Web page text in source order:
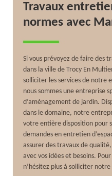
Travaux
normes avec
Si vous prévoyez de faire des
dans la ville de Trocy En
solliciter les services de notre
nous sommes une entreprise
d’aménagement de jardin.
dans le domaine, notre
votre entière disposition pour
demandes en entretien
assurer des travaux de
avec vos idées et besoins.
n’hésitez plus à solliciter